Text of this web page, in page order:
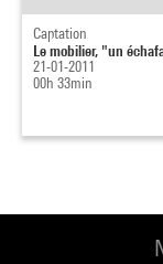
Captation
Le mobilier, "un
21-01-2011
00h 33min